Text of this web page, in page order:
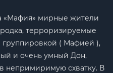
«Мафия» мирные жители
терроризируемые
группировкой ( Мафией ),
и очень умный Дон,
непримиримую схватку. В